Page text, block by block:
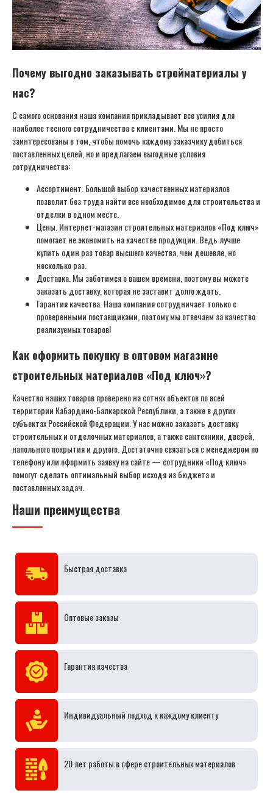
Почему выгодно заказывать стройматериалы у
нас?
С самого основания наша компания прикладывает все усилия для
наиболее тесного сотрудничества с клиентами. Мы не просто
заинтересованы в том, чтобы помочь каждому заказчику добиться
поставленных целей, но и предлагаем выгодные условия
сотрудничества:
Ассортимент. Большой выбор качественных материалов
позволит без труда найти все необходимое для строительства и
отделки в одном месте.
Цены. Интернет-магазин строительных материалов «Под ключ»
помогает не экономить на качестве продукции. Ведь лучше
купить один раз товар высшего качества, чем дешевле, но
несколько раз.
Доставка. Мы заботимся о вашем времени, поэтому вы можете
заказать доставку, которая не заставит долго ждать.
Гарантия качества. Наша компания сотрудничает только с
проверенными поставщиками, поэтому мы отвечаем за качество
реализуемых товаров!
Как оформить покупку в оптовом магазине
строительных материалов «Под ключ»?
Качество наших товаров проверено на сотнях объектов по всей
территории Кабардино-Балкарской Республики, а также в других
субъектах Российской Федерации. У нас можно заказать доставку
строительных и отделочных материалов, а также сантехники, дверей,
напольного покрытия и другого. Достаточно связаться с менеджером по
телефону или оформить заявку на сайте — сотрудники «Под ключ»
помогут сделать оптимальный выбор исходя из бюджета и
поставленных задач.
Наши преимущества
Быстрая доставка
Оптовые заказы
Гарантия качества
Индивидуальный подход к каждому клиенту
20 лет работы в сфере строительных материалов